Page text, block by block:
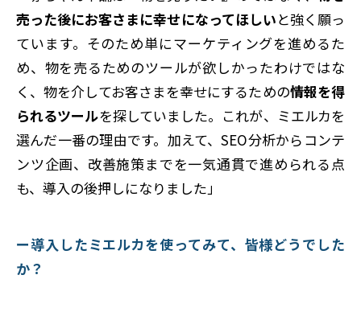
売った後にお客さまに幸せになってほしいと強く願っ
ています。そのため単にマーケティングを進めるた
め、物を売るためのツールが欲しかったわけではな
く、物を介してお客さまを幸せにするための情報を得
られるツールを探していました。これが、ミエルカを
選んだ一番の理由です。加えて、SEO分析からコンテ
ンツ企画、改善施策までを一気通貫で進められる点
も、導入の後押しになりました」
ー導入したミエルカを使ってみて、皆様どうでした
か？